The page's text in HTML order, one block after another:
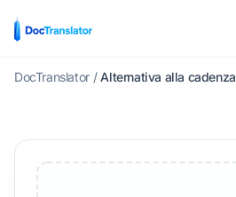
DocTranslator / Alternativa alla cadenza